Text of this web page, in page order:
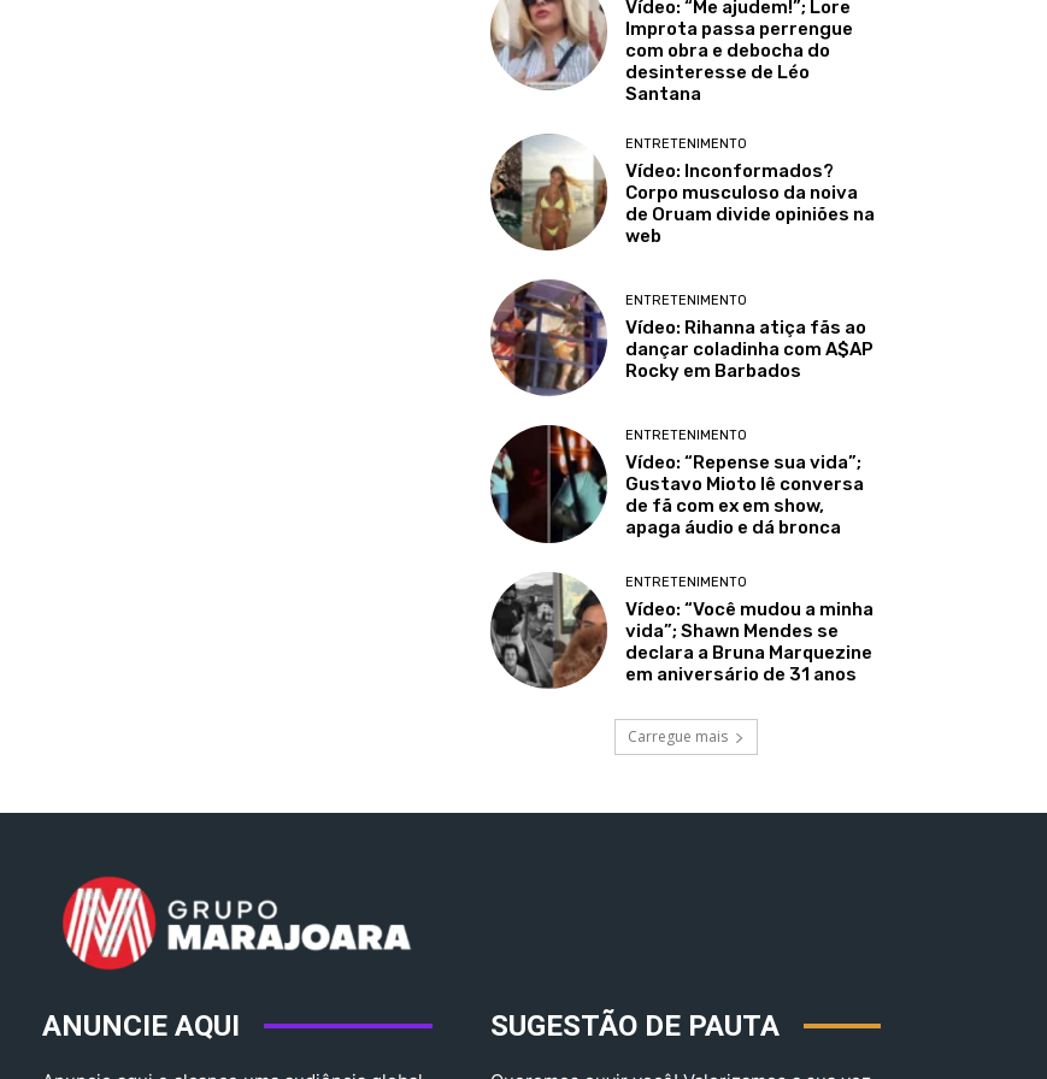
Vídeo: “Me ajudem!”; Lore
Improta passa perrengue
com obra e debocha do
desinteresse de Léo
Santana
ENTRETENIMENTO
Vídeo: Inconformados?
Corpo musculoso da noiva
de Oruam divide opiniões na
web
ENTRETENIMENTO
Vídeo: Rihanna atiça fãs ao
dançar coladinha com A$AP
Rocky em Barbados
ENTRETENIMENTO
Vídeo: “Repense sua vida”;
Gustavo Mioto lê conversa
de fã com ex em show,
apaga áudio e dá bronca
ENTRETENIMENTO
Vídeo: “Você mudou a minha
vida”; Shawn Mendes se
declara a Bruna Marquezine
em aniversário de 31 anos
Carregue mais
ANUNCIE AQUI SUGESTÃO DE PAUTA